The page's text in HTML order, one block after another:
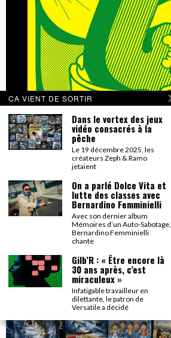
CA VIENT DE SORTIR
Dans le vortex des jeux
vidéo consacrés à la
pêche
Le 19 décembre 2025, les
créateurs Zeph & Ramo
jetaient
On a parlé Dolce Vita et
lutte des classes avec
Bernardino Femminielli
Avec son dernier album
Mémoires d’un Auto-Sabotage,
Bernardino Femminielli
chante
Gilb’R : « Être encore là
30 ans après, c’est
miraculeux »
Infatigable travailleur en
dilettante, le patron de
Versatile a décidé